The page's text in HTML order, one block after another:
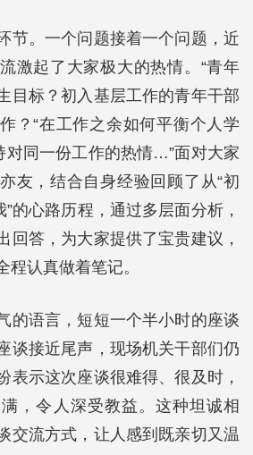
节。一个问题接着一个问题，近
激起了大家极大的热情。“青年
目标？初入基层工作的青年干部
？“在工作之余如何平衡个人学
对同一份工作的热情…”面对大家
友，结合自身经验回顾了从“初
”的心路历程，通过多层面分析，
回答，为大家提供了宝贵建议，
程认真做着笔记。
的语言，短短一个半小时的座谈
谈接近尾声，现场机关干部们仍
表示这次座谈很难得、很及时，
，令人深受教益。这种坦诚相
交流方式，让人感到既亲切又温